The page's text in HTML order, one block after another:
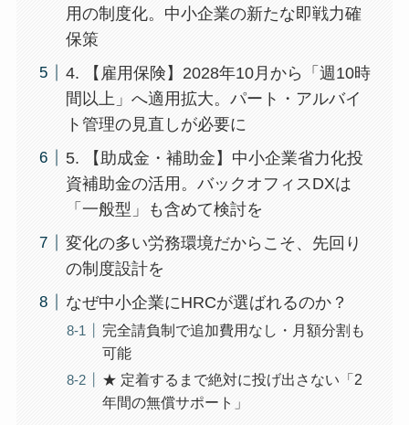
用の制度化。中小企業の新たな即戦力確
保策
4. 【雇用保険】2028年10月から「週10時
間以上」へ適用拡大。パート・アルバイ
ト管理の見直しが必要に
5. 【助成金・補助金】中小企業省力化投
資補助金の活用。バックオフィスDXは
「一般型」も含めて検討を
変化の多い労務環境だからこそ、先回り
の制度設計を
なぜ中小企業にHRCが選ばれるのか？
完全請負制で追加費用なし・月額分割も
可能
★ 定着するまで絶対に投げ出さない「2
年間の無償サポート」